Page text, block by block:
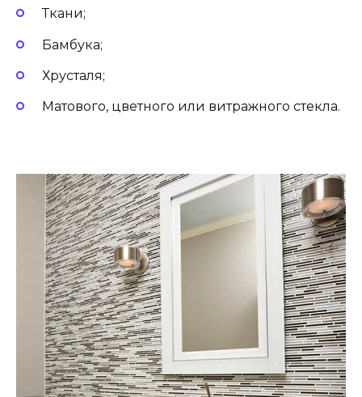
Ткани;
Бамбука;
Хрусталя;
Матового, цветного или витражного стекла.